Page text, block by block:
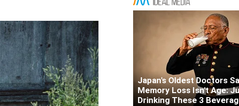
Japan's Oldest Doctors
Memory Loss Isn't Age:
Drinking These 3